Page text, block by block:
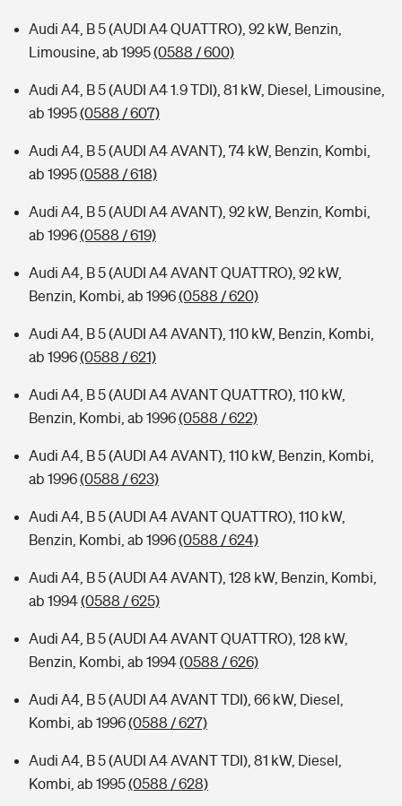
Audi A4, B 5 (AUDI A4 QUATTRO), 92 kW, Benzin,
Limousine, ab 1995(0588 / 600)
Audi A4, B 5 (AUDI A4 1.9 TDI), 81 kW, Diesel, Limousine,
ab 1995(0588 / 607)
Audi A4, B 5 (AUDI A4 AVANT), 74 kW, Benzin, Kombi,
ab 1995(0588 / 618)
Audi A4, B 5 (AUDI A4 AVANT), 92 kW, Benzin, Kombi,
ab 1996(0588 / 619)
Audi A4, B 5 (AUDI A4 AVANT QUATTRO), 92 kW,
Benzin, Kombi, ab 1996(0588 / 620)
Audi A4, B 5 (AUDI A4 AVANT), 110 kW, Benzin, Kombi,
ab 1996(0588 / 621)
Audi A4, B 5 (AUDI A4 AVANT QUATTRO), 110 kW,
Benzin, Kombi, ab 1996(0588 / 622)
Audi A4, B 5 (AUDI A4 AVANT), 110 kW, Benzin, Kombi,
ab 1996(0588 / 623)
Audi A4, B 5 (AUDI A4 AVANT QUATTRO), 110 kW,
Benzin, Kombi, ab 1996(0588 / 624)
Audi A4, B 5 (AUDI A4 AVANT), 128 kW, Benzin, Kombi,
ab 1994(0588 / 625)
Audi A4, B 5 (AUDI A4 AVANT QUATTRO), 128 kW,
Benzin, Kombi, ab 1994(0588 / 626)
Audi A4, B 5 (AUDI A4 AVANT TDI), 66 kW, Diesel,
Kombi, ab 1996(0588 / 627)
Audi A4, B 5 (AUDI A4 AVANT TDI), 81 kW, Diesel,
Kombi, ab 1995(0588 / 628)